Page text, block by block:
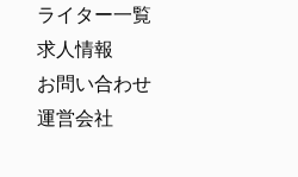
ライター一覧
求人情報
お問い合わせ
運営会社